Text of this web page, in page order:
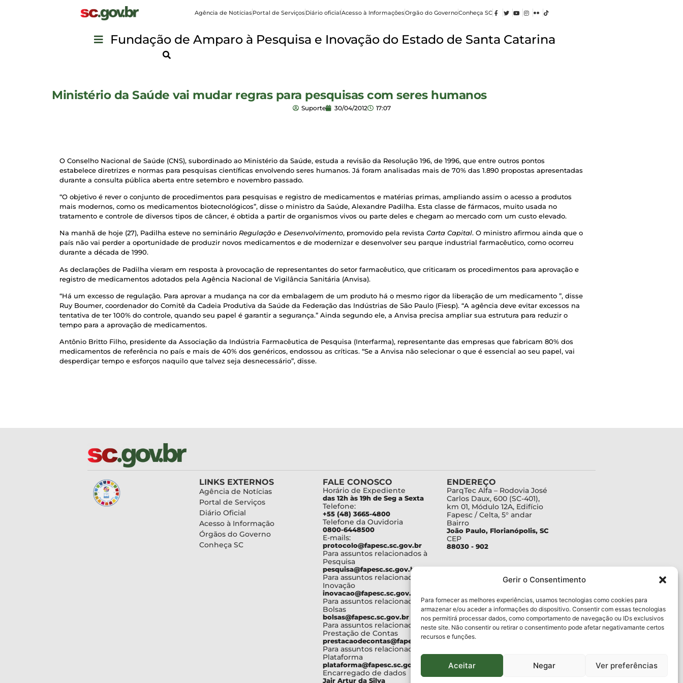
Gerir o Consentimento
Para fornecer as melhores experiências, usamos tecnologias como cookies para
armazenar e/ou aceder a informações do dispositivo. Consentir com essas tecnologias
nos permitirá processar dados, como comportamento de navegação ou IDs exclusivos
neste site. Não consentir ou retirar o consentimento pode afetar negativamante certos
recursos e funções.
Aceitar Negar Ver preferências
Agência de NotíciasPortal de ServiçosDiário oficialAcesso à InformaçõesOrgão do GovernoConheça SC
Fundação de Amparo à Pesquisa e Inovação do Estado de Santa Catarina
Ministério da Saúde vai mudar regras para pesquisas com seres humanos
Suporte 30/04/2012 17:07
O Conselho Nacional de Saúde (CNS), subordinado ao Ministério da Saúde, estuda a revisão da Resolução 196, de 1996, que entre outros pontos
estabelece diretrizes e normas para pesquisas científicas envolvendo seres humanos. Já foram analisadas mais de 70% das 1.890 propostas apresentadas
durante a consulta pública aberta entre setembro e novembro passado.
“O objetivo é rever o conjunto de procedimentos para pesquisas e registro de medicamentos e matérias primas, ampliando assim o acesso a produtos
mais modernos, como os medicamentos biotecnológicos”, disse o ministro da Saúde, Alexandre Padilha. Esta classe de fármacos, muito usada no
tratamento e controle de diversos tipos de câncer, é obtida a partir de organismos vivos ou parte deles e chegam ao mercado com um custo elevado.
Na manhã de hoje (27), Padilha esteve no seminário Regulação e Desenvolvimento, promovido pela revista Carta Capital. O ministro afirmou ainda que o
país não vai perder a oportunidade de produzir novos medicamentos e de modernizar e desenvolver seu parque industrial farmacêutico, como ocorreu
durante a década de 1990.
As declarações de Padilha vieram em resposta à provocação de representantes do setor farmacêutico, que criticaram os procedimentos para aprovação e
registro de medicamentos adotados pela Agência Nacional de Vigilância Sanitária (Anvisa).
“Há um excesso de regulação. Para aprovar a mudança na cor da embalagem de um produto há o mesmo rigor da liberação de um medicamento ”, disse
Ruy Boumer, coordenador do Comitê da Cadeia Produtiva da Saúde da Federação das Indústrias de São Paulo (Fiesp). “A agência deve evitar excessos na
tentativa de ter 100% do controle, quando seu papel é garantir a segurança.” Ainda segundo ele, a Anvisa precisa ampliar sua estrutura para reduzir o
tempo para a aprovação de medicamentos.
Antônio Britto Filho, presidente da Associação da Indústria Farmacêutica de Pesquisa (Interfarma), representante das empresas que fabricam 80% dos
medicamentos de referência no país e mais de 40% dos genéricos, endossou as críticas. “Se a Anvisa não selecionar o que é essencial ao seu papel, vai
desperdiçar tempo e esforços naquilo que talvez seja desnecessário”, disse.
LINKS EXTERNOS
Agência de Notícias
Portal de Serviços
Diário Oficial
Acesso à Informação
Órgãos do Governo
Conheça SC
FALE CONOSCO
Horário de Expediente
das 12h às 19h de Seg a Sexta
Telefone:
+55 (48) 3665-4800
Telefone da Ouvidoria
0800-6448500
E-mails:
protocolo@fapesc.sc.gov.br
Para assuntos relacionados à
Pesquisa
pesquisa@fapesc.sc.gov.br
Para assuntos relacionados à
Inovação
inovacao@fapesc.sc.gov.br
Para assuntos relacionados à
Bolsas
bolsas@fapesc.sc.gov.br
Para assuntos relacionados à
Prestação de Contas
prestacaodecontas@fapesc.sc.gov.br
Para assuntos relacionados à
Plataforma
plataforma@fapesc.sc.gov.br
Encarregado de dados
Jair Artur da Silva
ENDEREÇO
ParqTec Alfa – Rodovia José
Carlos Daux, 600 (SC-401),
km 01, Módulo 12A, Edifício
Fapesc / Celta, 5° andar
Bairro
João Paulo, Florianópolis, SC
CEP
88030 - 902